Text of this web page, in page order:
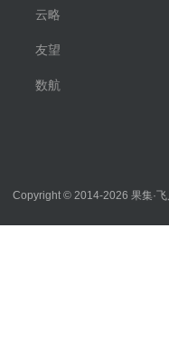
云略
友望
数航
Copyright © 2014-2026 果集·